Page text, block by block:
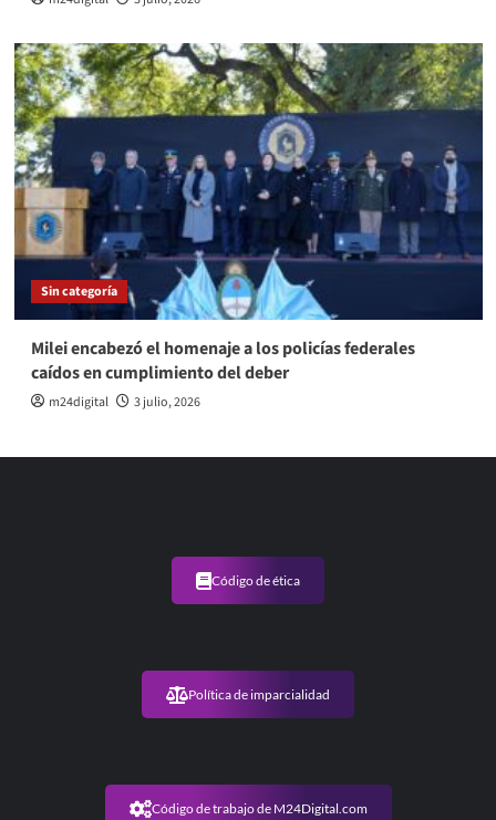
Sin categoría
Milei encabezó el homenaje a los policías federales
caídos en cumplimiento del deber
m24digital 3 julio, 2026
Código de ética
Política de imparcialidad
Código de trabajo de M24Digital.com